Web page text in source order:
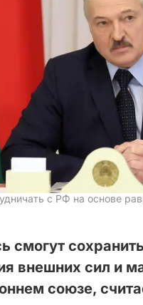
с РФ на основе
смогут
внешних сил и
союзе,